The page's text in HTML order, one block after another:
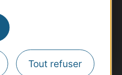
Tout refuser
d'information
recevoir des
de visites et de sorties.